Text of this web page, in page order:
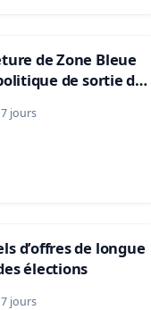
de Zone Bleue
de sortie de
jours
d’offres de longue
élections
jours